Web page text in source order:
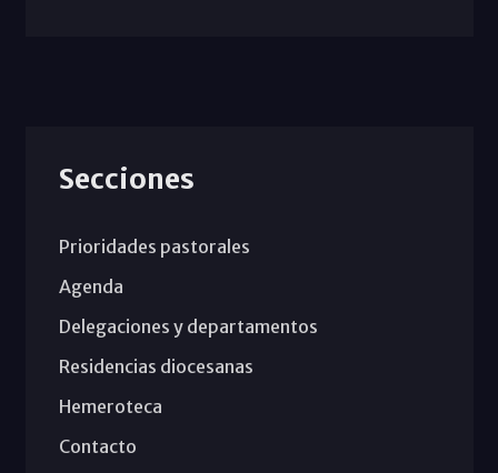
Secciones
Prioridades pastorales
Agenda
Delegaciones y departamentos
Residencias diocesanas
Hemeroteca
Contacto